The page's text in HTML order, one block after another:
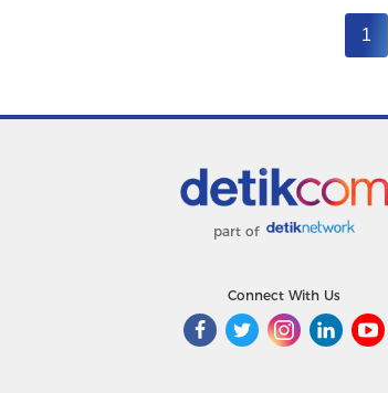
1
part of
Connect With Us